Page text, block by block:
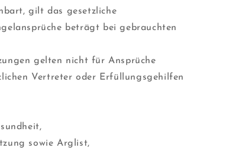
gilt das gesetzliche
beträgt bei gebrauchten
gelten nicht für Ansprüche
Vertreter oder Erfüllungsgehilfen
sowie Arglist,